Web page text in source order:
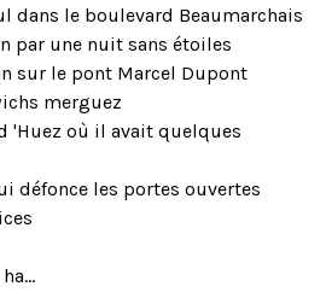
dans le boulevard Beaumarchais
par une nuit sans étoiles
sur le pont Marcel Dupont
merguez
'Huez où il avait quelques
défonce les portes ouvertes